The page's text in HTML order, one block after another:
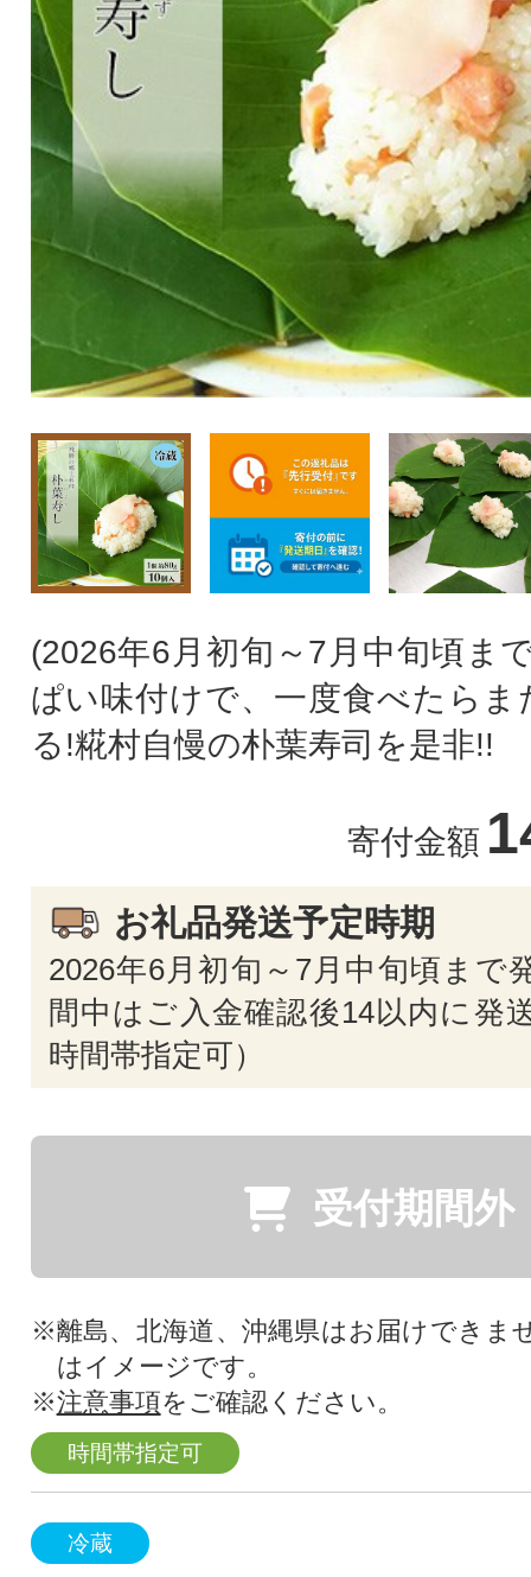
(2026年6月初旬～7月中旬頃ま
ぱい味付けで、一度食べたらま
る!糀村自慢の朴葉寿司を是非!!
寄付金額
お礼品発送予定時期
2026年6月初旬～7月中旬頃まで
間中はご入金確認後14以内に発
時間帯指定可）
受付期間外
※離島、北海道、沖縄県はお届けできま
はイメージです。
※注意事項をご確認ください。
時間帯指定可
冷蔵